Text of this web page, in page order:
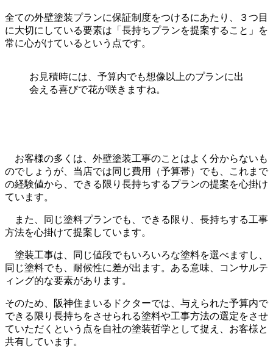
全ての外壁塗装プランに保証制度をつけるにあたり、３つ目
に大切にしている要素は「長持ちプランを提案すること」を
常に心がけているという点です。
お見積時には、予算内でも想像以上のプランに出
会える喜びで花が咲きますね。
お客様の多くは、外壁塗装工事のことはよく分からないも
のでしょうが、当店では同じ費用（予算帯）でも、これまで
の経験値から、できる限り長持ちするプランの提案を心掛け
ています。
また、同じ塗料プランでも、できる限り、長持ちする工事
方法を心掛けて提案しています。
塗装工事は、同じ値段でもいろいろな塗料を選べますし、
同じ塗料でも、耐候性に差が出ます。ある意味、コンサルテ
ィング的な要素があります。
そのため、阪神住まいるドクターでは、与えられた予算内で
できる限り長持ちをさせられる塗料や工事方法の選定をさせ
ていただくという点を自社の塗装哲学として捉え、お客様と
共有しています。